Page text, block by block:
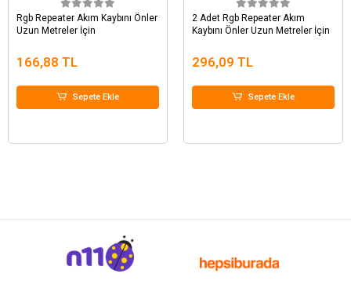
Rgb Repeater Akım Kaybını Önler
Uzun Metreler İçin
166,88 TL
Sepete Ekle
2 Adet Rgb Repeater Akım
Kaybını Önler Uzun Metreler İçin
296,09 TL
Sepete Ekle